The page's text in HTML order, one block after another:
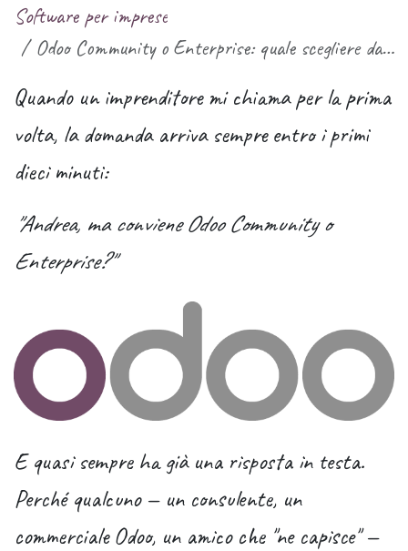
Software per imprese
Odoo Community o Enterprise: quale scegliere davvero (e perché quasi nessuno te lo spiega bene)
Quando un imprenditore mi chiama per la prima
volta, la domanda arriva sempre entro i primi
dieci minuti:
"Andrea, ma conviene Odoo Community o
Enterprise?"
E quasi sempre ha già una risposta in testa.
Perché qualcuno — un consulente, un
commerciale Odoo, un amico che "ne capisce" —